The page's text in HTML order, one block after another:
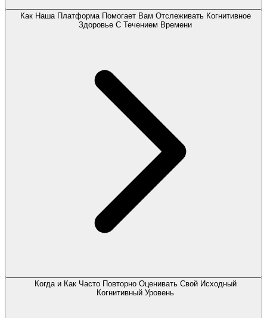
Как Наша Платформа Помогает Вам Отслеживать Когнитивное
Здоровье С Течением Времени
Когда и Как Часто Повторно Оценивать Свой Исходный
Когнитивный Уровень